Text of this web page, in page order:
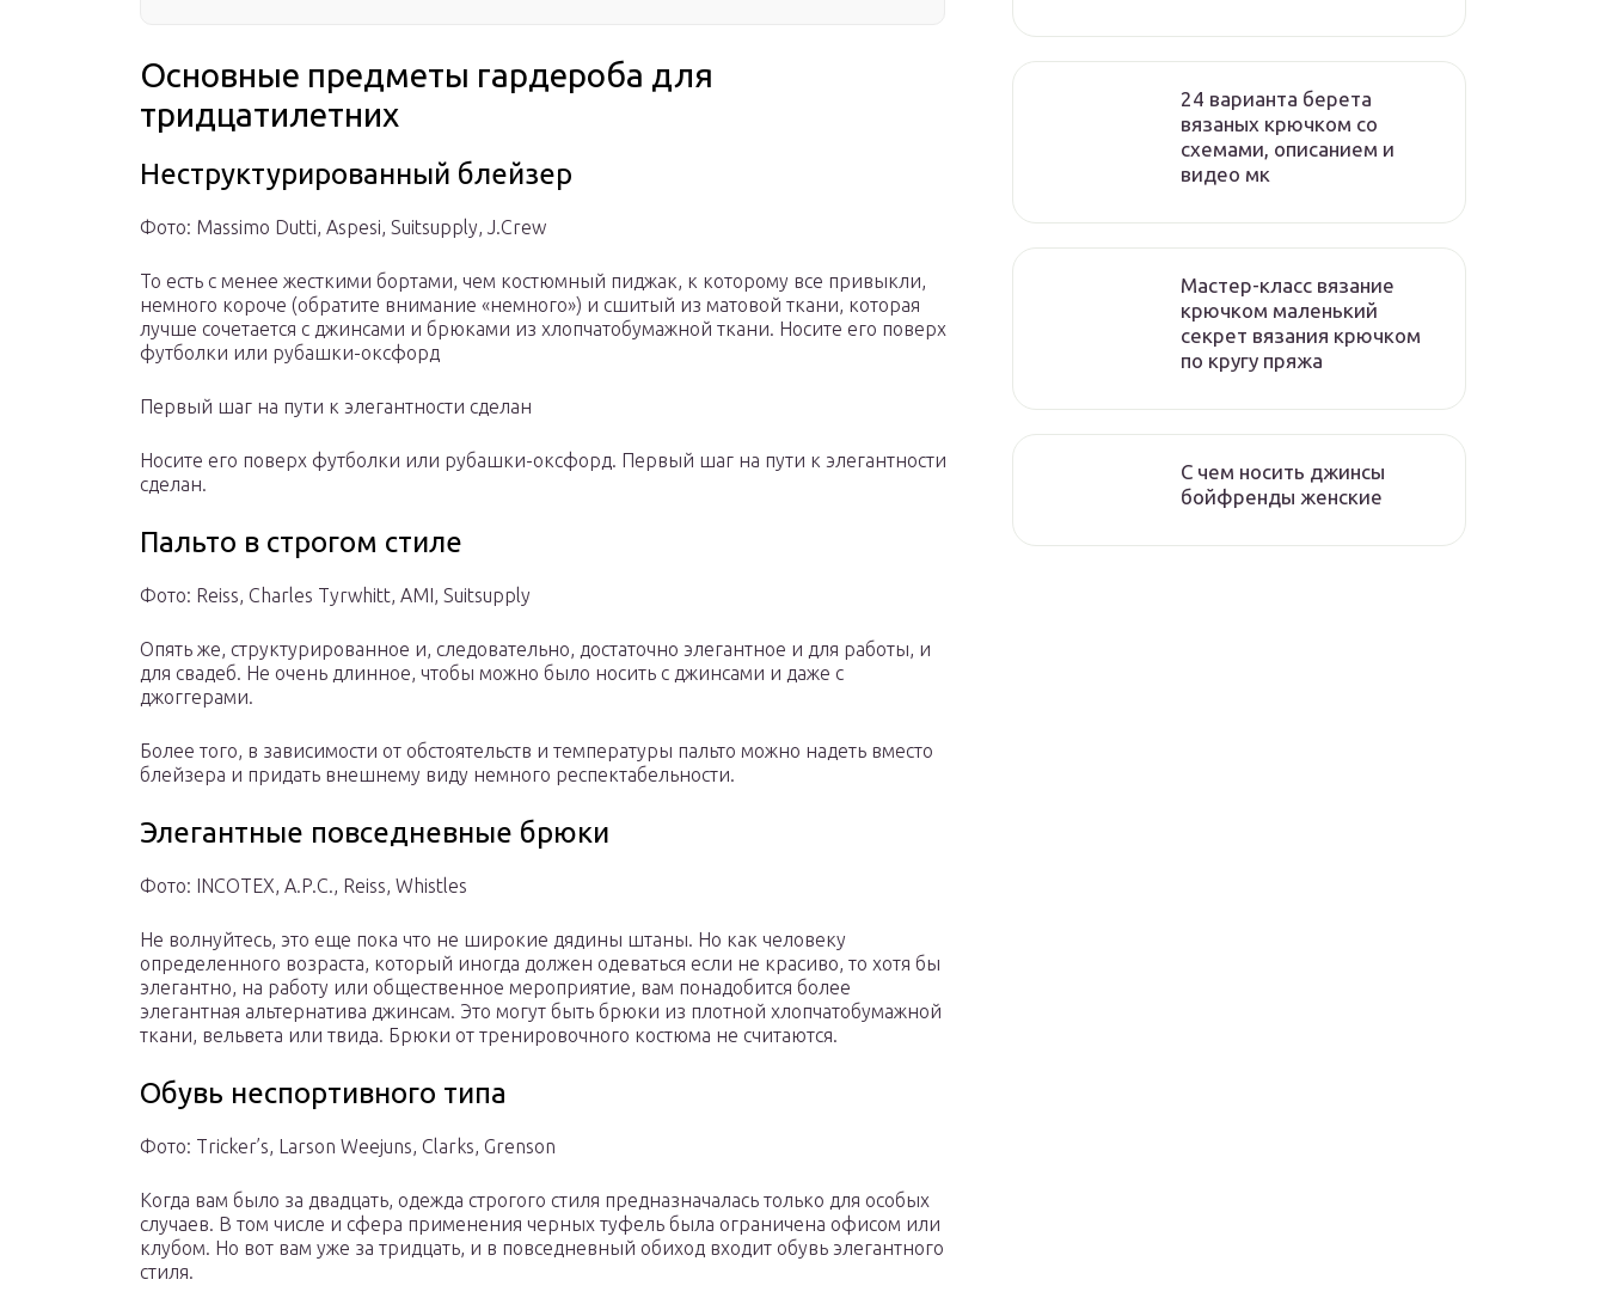
Основные предметы гардероба для
тридцатилетних
Неструктурированный блейзер
Фото: Massimo Dutti, Aspesi, Suitsupply, J.Crew
То есть с менее жесткими бортами, чем костюмный пиджак, к которому все привыкли,
немного короче (обратите внимание «немного») и сшитый из матовой ткани, которая
лучше сочетается с джинсами и брюками из хлопчатобумажной ткани. Носите его поверх
футболки или рубашки-оксфорд
Первый шаг на пути к элегантности сделан
Носите его поверх футболки или рубашки-оксфорд. Первый шаг на пути к элегантности
сделан.
Пальто в строгом стиле
Фото: Reiss, Charles Tyrwhitt, AMI, Suitsupply
Опять же, структурированное и, следовательно, достаточно элегантное и для работы, и
для свадеб. Не очень длинное, чтобы можно было носить с джинсами и даже с
джоггерами.
Более того, в зависимости от обстоятельств и температуры пальто можно надеть вместо
блейзера и придать внешнему виду немного респектабельности.
Элегантные повседневные брюки
Фото: INCOTEX, A.P.C., Reiss, Whistles
Не волнуйтесь, это еще пока что не широкие дядины штаны. Но как человеку
определенного возраста, который иногда должен одеваться если не красиво, то хотя бы
элегантно, на работу или общественное мероприятие, вам понадобится более
элегантная альтернатива джинсам. Это могут быть брюки из плотной хлопчатобумажной
ткани, вельвета или твида. Брюки от тренировочного костюма не считаются.
Обувь неспортивного типа
Фото: Tricker’s, Larson Weejuns, Clarks, Grenson
Когда вам было за двадцать, одежда строгого стиля предназначалась только для особых
случаев. В том числе и сфера применения черных туфель была ограничена офисом или
клубом. Но вот вам уже за тридцать, и в повседневный обиход входит обувь элегантного
стиля.
24 варианта берета
вязаных крючком со
схемами, описанием и
видео мк
Мастер-класс вязание
крючком маленький
секрет вязания крючком
по кругу пряжа
С чем носить джинсы
бойфренды женские